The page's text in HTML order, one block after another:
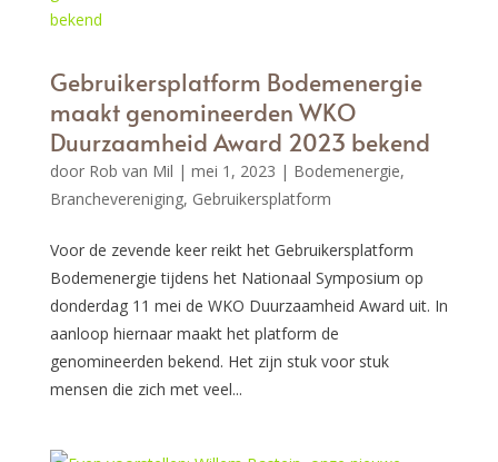
Gebruikersplatform Bodemenergie
maakt genomineerden WKO
Duurzaamheid Award 2023 bekend
door Rob van Mil | mei 1, 2023 | Bodemenergie,
Branchevereniging, Gebruikersplatform
Voor de zevende keer reikt het Gebruikersplatform
Bodemenergie tijdens het Nationaal Symposium op
donderdag 11 mei de WKO Duurzaamheid Award uit. In
aanloop hiernaar maakt het platform de
genomineerden bekend. Het zijn stuk voor stuk
mensen die zich met veel...